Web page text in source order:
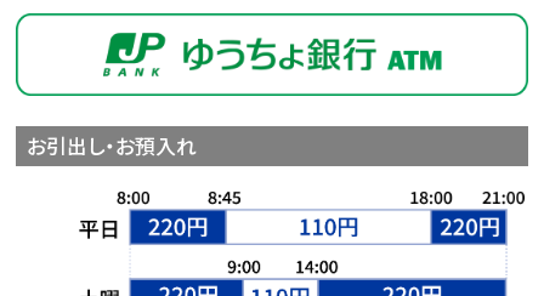
お引出し・お預入れ